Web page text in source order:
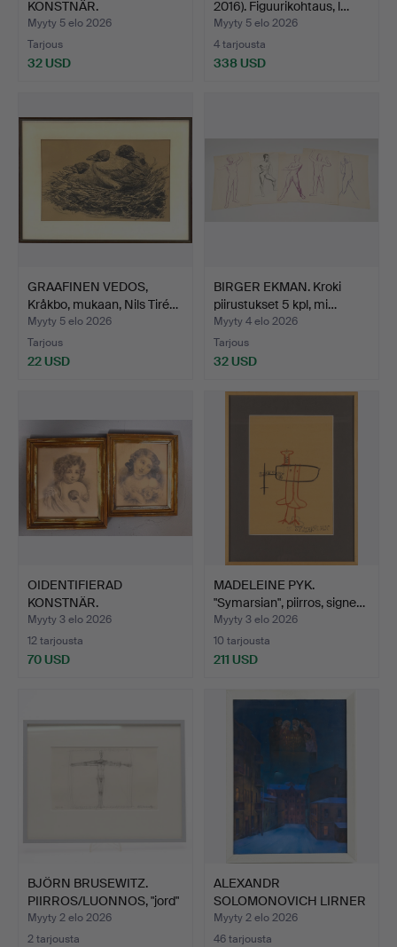
KONSTNÄR.
PILAPIIRROKSIA, 3 …
Myyty 5 elo 2026
Tarjous
32 USD
2016). Figuurikohtaus, l…
Myyty 5 elo 2026
4 tarjousta
338 USD
GRAAFINEN VEDOS,
Kråkbo, mukaan, Nils Tiré…
Myyty 5 elo 2026
Tarjous
22 USD
BIRGER EKMAN. Kroki
piirustukset 5 kpl, mi…
Myyty 4 elo 2026
Tarjous
32 USD
OIDENTIFIERAD
KONSTNÄR.
Lyijykynäpiirustuk…
Myyty 3 elo 2026
12 tarjousta
70 USD
MADELEINE PYK.
"Symarsian", piirros, signe…
Myyty 3 elo 2026
10 tarjousta
211 USD
BJÖRN BRUSEWITZ.
PIIRROS/LUONNOS, "jord"
s…
Myyty 2 elo 2026
2 tarjousta
ALEXANDR
SOLOMONOVICH LIRNER
(UKRAINA, 194…
Myyty 2 elo 2026
46 tarjousta